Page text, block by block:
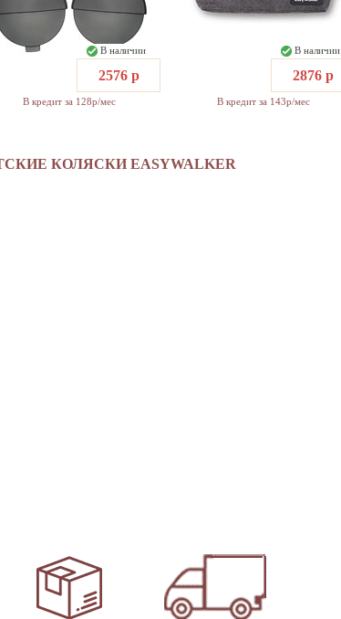
В наличии
2576 р
В кредит за 128р/мес
В наличии
2876 р
В кредит за 143р/мес
КОЛЯСКИ EASYWALKER